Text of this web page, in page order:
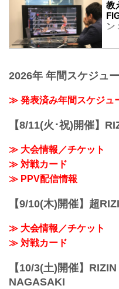
教
ン
い
介
2026年 年間スケジュ
≫ 発表済み年間スケジュ
【8/11(火･祝)開催】
≫ 大会情報／チケット
≫ 対戦カード
≫ PPV配信情報
【9/10(木)開催】超
≫ 大会情報／チケット
≫ 対戦カード
【10/3(土)開催】
NAGASAKI